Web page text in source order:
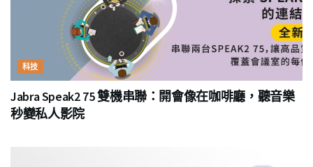
科技
Jabra Speak2 75 雙機串聯：開會像在咖啡廳，聽音樂
秒變私人影院